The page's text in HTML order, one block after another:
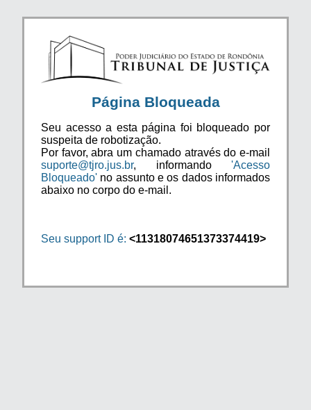
Página Bloqueada
Seu acesso a esta página foi bloqueado por
suspeita de robotização.
Por favor, abra um chamado através do e-mail
suporte@tjro.jus.br, informando 'Acesso
Bloqueado' no assunto e os dados informados
abaixo no corpo do e-mail.
Seu support ID é: <11318074651373374419>